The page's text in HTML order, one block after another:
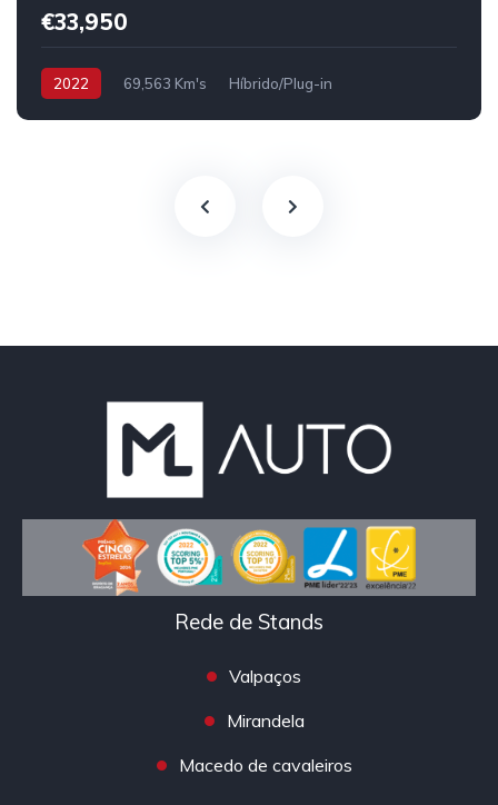
€33,950
2022 69,563 Km's Híbrido/Plug-in
Rede de Stands
Valpaços
Mirandela
Macedo de cavaleiros